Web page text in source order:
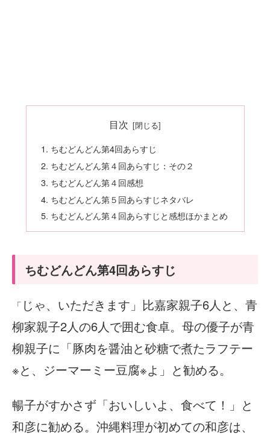
目次
ちむどんどん第4回あらすじ
ちむどんどん第４回あらすじ：その２
ちむどんどん第４回感想
ちむどんどん第５回あらすじネタバレ
ちむどんどん第４回あらすじと感想ほかまとめ
ちむどんどん第4回あらすじ
「 じゃ、いただきます」比嘉家親子6人と、青
柳家親子2人の6人で囲む食卓。母の優子が青
柳親子に「豚肉を醤油と砂糖で煮たラフテー
※と、ジーマーミー豆腐※よ」と勧める。
暢子がすかさず「おいしいよ、食べて！」と
和彦に勧める。沖縄料理が初めての和彦は、